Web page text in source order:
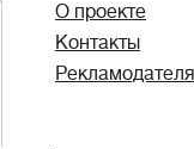
О проекте
Контакты